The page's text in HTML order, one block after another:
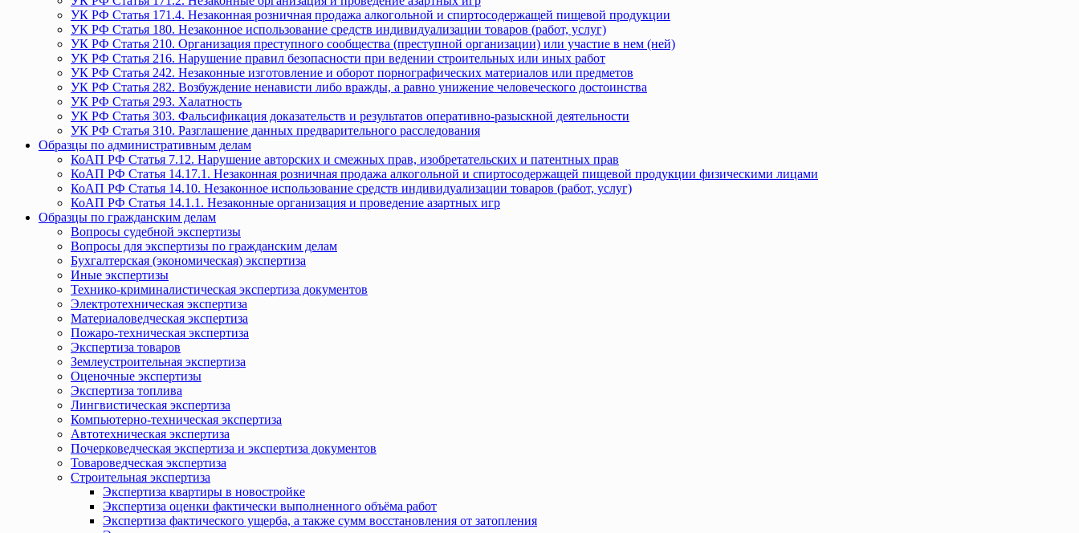
УК РФ Статья 171.4. Незаконная розничная продажа алкогольной и спиртосодержащей пищевой продукции
УК РФ Статья 180. Незаконное использование средств индивидуализации товаров (работ, услуг)
УК РФ Статья 210. Организация преступного сообщества (преступной организации) или участие в нем (ней)
УК РФ Статья 216. Нарушение правил безопасности при ведении строительных или иных работ
УК РФ Статья 242. Незаконные изготовление и оборот порнографических материалов или предметов
УК РФ Статья 282. Возбуждение ненависти либо вражды, а равно унижение человеческого достоинства
УК РФ Статья 293. Халатность
УК РФ Статья 303. Фальсификация доказательств и результатов оперативно-разыскной деятельности
УК РФ Статья 310. Разглашение данных предварительного расследования
Образцы по административным делам
КоАП РФ Статья 7.12. Нарушение авторских и смежных прав, изобретательских и патентных прав
КоАП РФ Статья 14.17.1. Незаконная розничная продажа алкогольной и спиртосодержащей пищевой продукции физическими лицами
КоАП РФ Статья 14.10. Незаконное использование средств индивидуализации товаров (работ, услуг)
КоАП РФ Статья 14.1.1. Незаконные организация и проведение азартных игр
Образцы по гражданским делам
Вопросы судебной экспертизы
Вопросы для экспертизы по гражданским делам
Бухгалтерская (экономическая) экспертиза
Иные экспертизы
Технико-криминалистическая экспертиза документов
Электротехническая экспертиза
Материаловедческая экспертиза
Пожаро-техническая экспертиза
Экспертиза товаров
Землеустроительная экспертиза
Оценочные экспертизы
Экспертиза топлива
Лингвистическая экспертиза
Компьютерно-техническая экспертиза
Автотехническая экспертиза
Почерковедческая экспертиза и экспертиза документов
Товароведческая экспертиза
Строительная экспертиза
Экспертиза квартиры в новостройке
Экспертиза оценки фактически выполненного объёма работ
Экспертиза фактического ущерба, а также сумм восстановления от затопления